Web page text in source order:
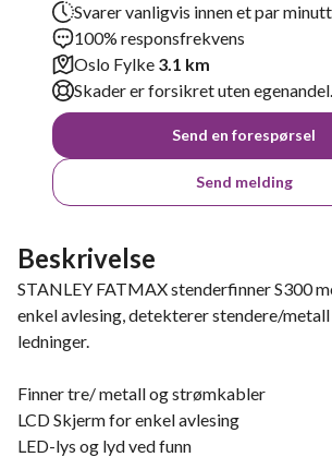
Svarer vanligvis innen et par
100% responsfrekvens
Oslo Fylke 3.1 km
Skader er forsikret uten egenandel.
Send en forespørsel
Send melding
Beskrivelse
STANLEY FATMAX stenderfinner S300
enkel avlesing, detekterer stendere/
ledninger.
Finner tre/ metall og strømkabler
LCD Skjerm for enkel avlesing
LED-lys og lyd ved funn